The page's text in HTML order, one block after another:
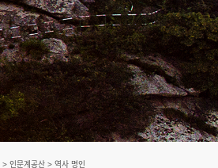
> 인문계공산> 역사 명인